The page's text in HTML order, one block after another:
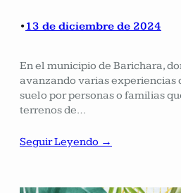
•13 de diciembre de 2024
En el municipio de Barichara,
avanzando varias experiencias
suelo por personas o familias
terrenos de…
Seguir Leyendo →